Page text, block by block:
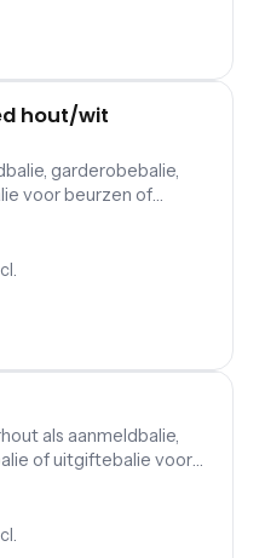
hout/wit
garderobebalie,
voor beurzen of
als aanmeldbalie,
of uitgiftebalie voor